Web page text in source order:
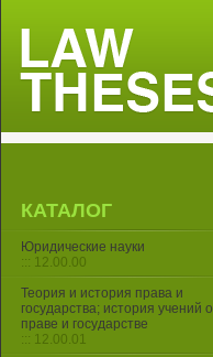
КАТАЛОГ
Юридические науки
::: 12.00.00
Теория и история права и
государства; история учений о
праве и государстве
::: 12.00.01